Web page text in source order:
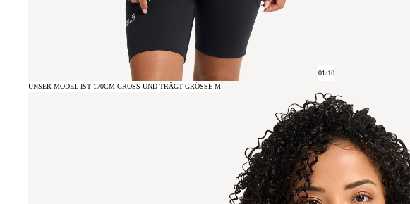
01/10
UNSER MODEL IST 170CM GROSS UND TRÄGT GRÖSSE M